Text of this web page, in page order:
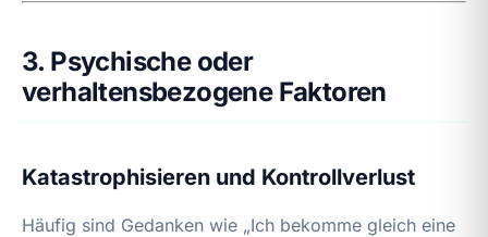
3. Psychische oder
verhaltensbezogene Faktoren
Katastrophisieren und Kontrollverlust
Häufig sind Gedanken wie „Ich bekomme gleich eine